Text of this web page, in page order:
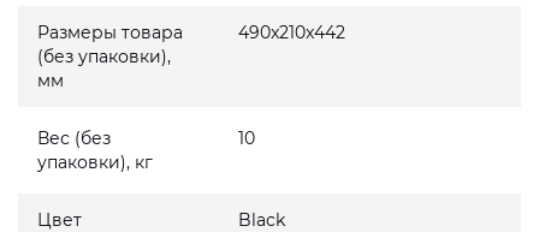
Размеры товара
(без упаковки),
мм
490x210x442
Вес (без
упаковки), кг
10
Цвет Black